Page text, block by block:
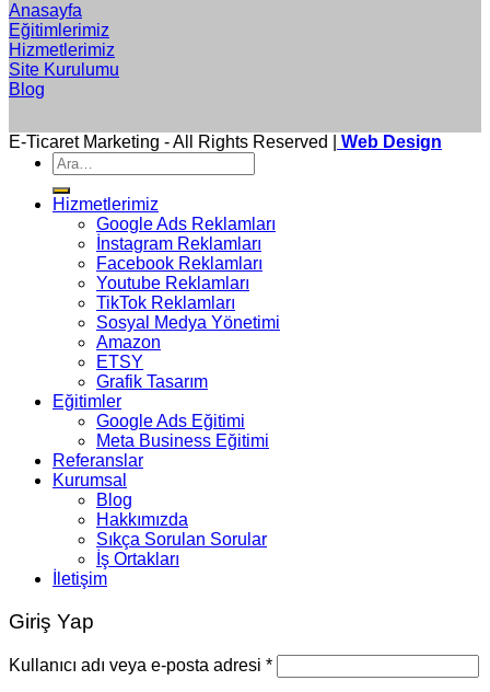
Anasayfa
Eğitimlerimiz
Hizmetlerimiz
Site Kurulumu
Blog
E-Ticaret Marketing - All Rights Reserved |
Web Design
Ara:
Hizmetlerimiz
Google Ads Reklamları
İnstagram Reklamları
Facebook Reklamları
Youtube Reklamları
TikTok Reklamları
Sosyal Medya Yönetimi
Amazon
ETSY
Grafik Tasarım
Eğitimler
Google Ads Eğitimi
Meta Business Eğitimi
Referanslar
Kurumsal
Blog
Hakkımızda
Sıkça Sorulan Sorular
İş Ortakları
İletişim
Giriş Yap
Kullanıcı adı veya e-posta adresi *